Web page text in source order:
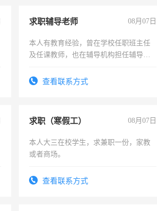
求职辅导老师 08月07日
本人有教育经验，曾在学校任职班主任
及任课教师，也在辅导机构担任辅导教
查看联系方式
求职（寒假工） 08月07日
本人大三在校学生，求兼职一份，家教
或者商场。
查看联系方式